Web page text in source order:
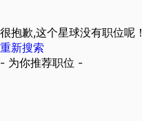
很抱歉,这个星球没有职位呢！
重新搜索
- 为你推荐职位 -